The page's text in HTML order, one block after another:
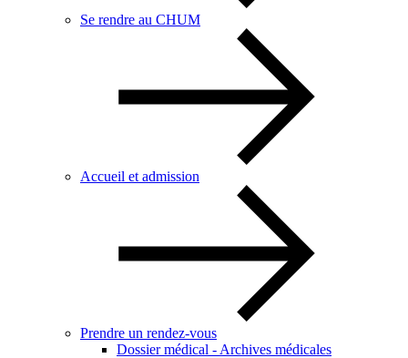
Se rendre au CHUM
Accueil et admission
Prendre un rendez-vous
Dossier médical - Archives médicales